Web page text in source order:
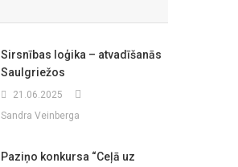
Sirsnības loģika – atvadīšanās
Saulgriežos
21.06.2025
Sandra Veinberga
Paziņo konkursa “Ceļā uz